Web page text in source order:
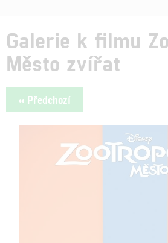
Galerie k filmu
Město zvířat
« Předchozí